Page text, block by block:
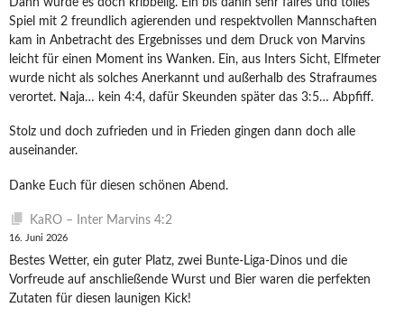
Spiel mit 2 freundlich agierenden und respektvollen Mannschaften
kam in Anbetracht des Ergebnisses und dem Druck von Marvins
leicht für einen Moment ins Wanken. Ein, aus Inters Sicht, Elfmeter
wurde nicht als solches Anerkannt und außerhalb des Strafraumes
verortet. Naja… kein 4:4, dafür Skeunden später das 3:5… Abpfiff.
Stolz und doch zufrieden und in Frieden gingen dann doch alle
auseinander.
Danke Euch für diesen schönen Abend.
KaRO – Inter Marvins 4:2
16. Juni 2026
Bestes Wetter, ein guter Platz, zwei Bunte-Liga-Dinos und die
Vorfreude auf anschließende Wurst und Bier waren die perfekten
Zutaten für diesen launigen Kick!